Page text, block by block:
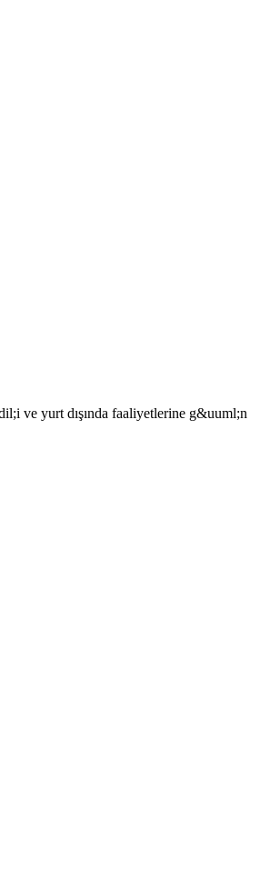
ve yurt dışında faaliyetlerine g&uuml;n